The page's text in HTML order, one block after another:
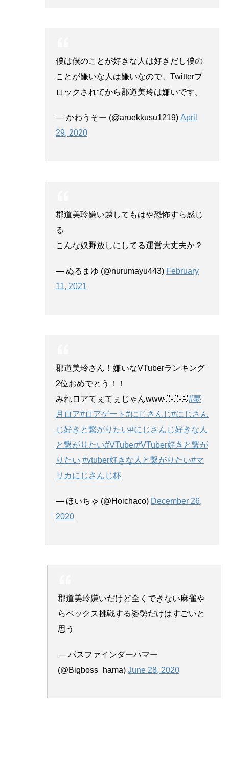
僕は僕のことが好きな人は好きだし僕の
ことが嫌いな人は嫌いなので、Twitterブ
ロックされてから郡道美玲は嫌いです。
— かわうそー (@aruekkusu1219) April
29, 2020
郡道美玲嫌い越してもはや恐怖すら感じ
る
こんな奴野放しにしてる運営大丈夫か？
— ぬるまゆ (@nurumayu443) February
11, 2021
郡道美玲さん！嫌いなVTuberランキング
2位おめでとう！！
みれロアてぇてぇじゃんwww🤣🤣🤣#夢
月ロア#ロアゲート #にじさんじ#にじさん
じ好きと繋がりたい#にじさんじ好きな人
と繋がりたい#VTuber#VTuber好きと繋が
りたい #vtuber好きな人と繋がりたい#マ
リカにじさんじ杯
— ほいちゃ (@Hoichaco) December 26,
2020
郡道美玲嫌いだけど全くできない麻雀や
らペックス挑戦する姿勢だけはすごいと
思う
— パスファインダーハマー
(@Bigboss_hama) June 28, 2020